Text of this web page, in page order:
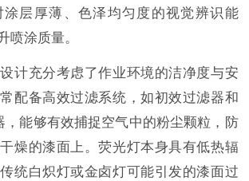
层厚薄、色泽均匀度的视觉辨识能
喷涂质量。
计充分考虑了作业环境的洁净度与安
配备高效过滤系统，如初效过滤器和
，能够有效捕捉空气中的粉尘颗粒，防
燥的漆面上。荧光灯本身具有低热辐
统白炽灯或金卤灯可能引发的漆面过